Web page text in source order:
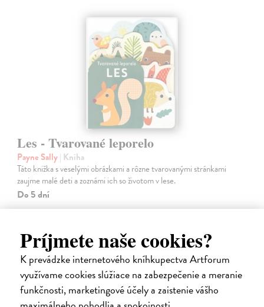
Príjmete naše cookies?
K prevádzke internetového kníhkupectva Artforum
využívame cookies slúžiace na zabezpečenie a meranie
funkčnosti, marketingové účely a zaistenie vášho
Les - Tvarované leporelo
Payne Sally| Kniha
Táto knižka s veselými obrázkami a rôzne tvarovanými stránkami
zaujme malé deti a zoznámi ich so životom v lese.
Do 5 dní
7,90 € ?